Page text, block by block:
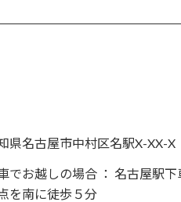
県名古屋市中村区名駅X-XX-
でお越しの場合 ： 名古屋駅
を南に徒歩５分